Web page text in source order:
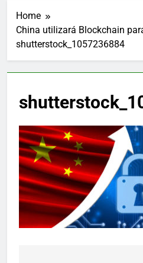
Home
China utilizará Blockchain
shutterstock_1057236884